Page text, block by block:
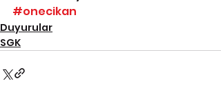
#onecikan
Duyurular
SGK